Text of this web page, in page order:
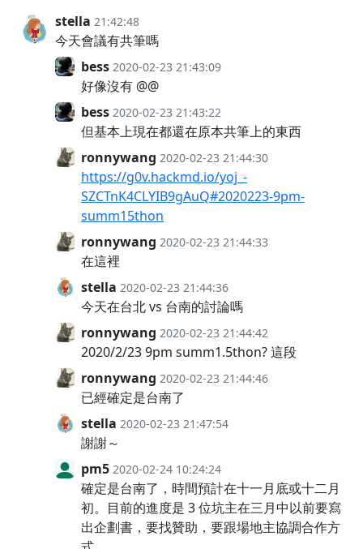
stella 21:42:48
今天會議有共筆嗎
bess 2020-02-23 21:43:09
好像沒有 @@
bess 2020-02-23 21:43:22
但基本上現在都還在原本共筆上的東西
ronnywang 2020-02-23 21:44:30
https://g0v.hackmd.io/yoj_-
SZCTnK4CLYIB9gAuQ#2020223-9pm-
summ15thon
ronnywang 2020-02-23 21:44:33
在這裡
stella 2020-02-23 21:44:36
今天在台北 vs 台南的討論嗎
ronnywang 2020-02-23 21:44:42
2020/2/23 9pm summ1.5thon? 這段
ronnywang 2020-02-23 21:44:46
已經確定是台南了
stella 2020-02-23 21:47:54
謝謝～
pm5 2020-02-24 10:24:24
確定是台南了，時間預計在十一月底或十二月
初。目前的進度是 3 位坑主在三月中以前要寫
出企劃書，要找贊助，要跟場地主協調合作方